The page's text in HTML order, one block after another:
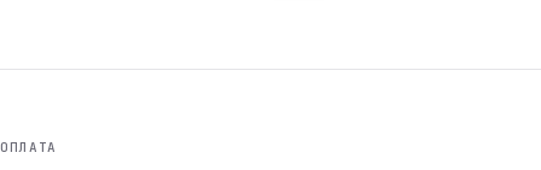
ОПЛАТА